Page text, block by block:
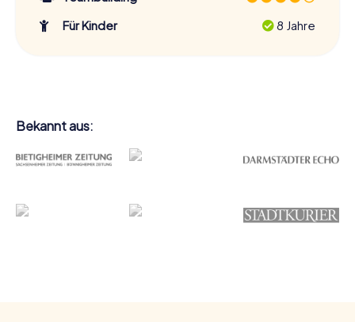
Für Kinder
8 Jahre
Bekannt aus: